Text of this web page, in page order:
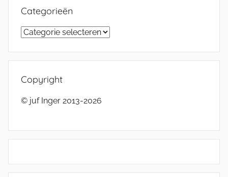
Categorieën
Categorieën
Copyright
© juf Inger 2013-2026